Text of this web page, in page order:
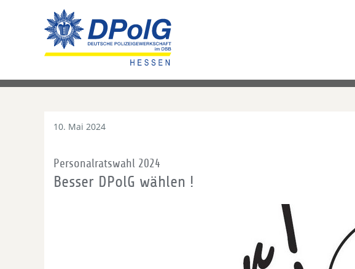
10. Mai 2024
Personalratswahl 2024
Besser DPolG wählen !